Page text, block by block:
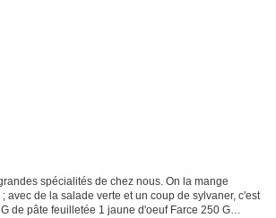
spécialités de chez nous. On la mange
avec de la salade verte et un coup de sylvaner, c'est
de pâte feuilletée 1 jaune d'oeuf Farce 250 G